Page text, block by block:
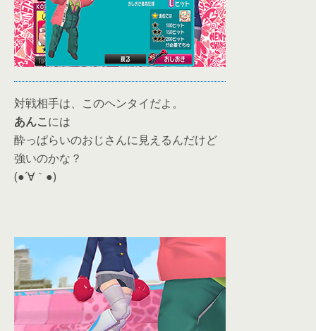
対戦相手は、このヘンタイだよ。
あんこには
酔っぱらいのおじさんに見えるんだけど
強いのかな？
(●´∀｀●)